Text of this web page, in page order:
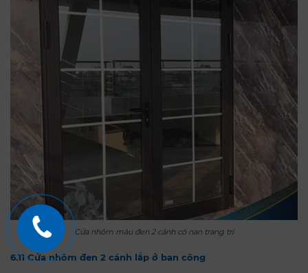
Cửa nhôm màu đen 2 cánh có nan trang trí
6.11 Cửa nhôm đen 2 cánh lắp ở ban công